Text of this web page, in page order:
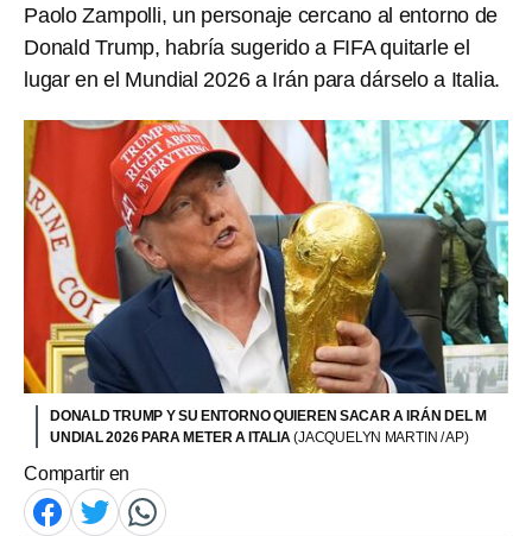
Paolo Zampolli, un personaje cercano al entorno de
Donald Trump, habría sugerido a FIFA quitarle el
lugar en el Mundial 2026 a Irán para dárselo a Italia.
DONALD TRUMP Y SU ENTORNO QUIEREN SACAR A IRÁN DEL M
UNDIAL 2026 PARA METER A ITALIA(JACQUELYN MARTIN / AP)
Compartir en